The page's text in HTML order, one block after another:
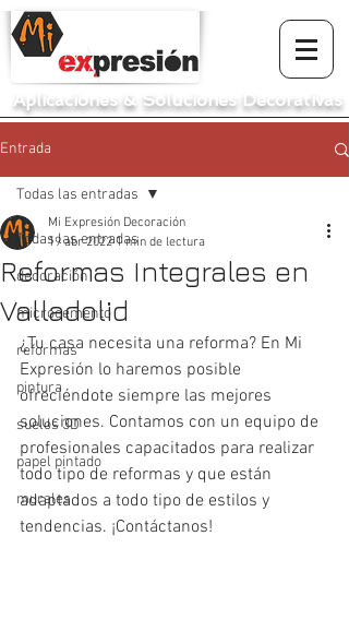
Aplicaciones & Soluciones Decorativas
Entrada
Todas las entradas
decoración
microcemento
reformas
pintura
suelos 3D
papel pintado
murales
Todas las entradas
Reformas Integrales en
Valladolid
Mi Expresión Decoración
19 abr 2022 1 min de lectura
¿Tu casa necesita una reforma? En Mi
Expresión lo haremos posible
ofreciéndote siempre las mejores
soluciones. Contamos con un equipo de
profesionales capacitados para realizar
todo tipo de reformas y que están
adaptados a todo tipo de estilos y
tendencias. ¡Contáctanos!